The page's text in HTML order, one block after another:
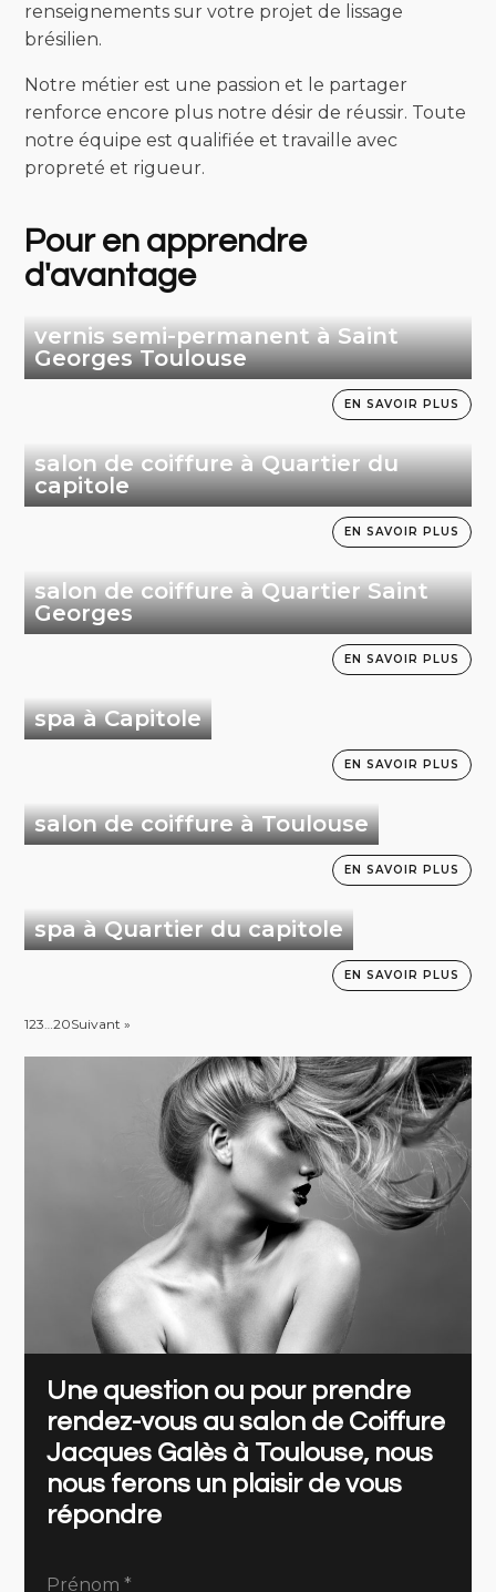
renseignements sur votre projet de lissage
brésilien.
Notre métier est une passion et le partager
renforce encore plus notre désir de réussir. Toute
notre équipe est qualifiée et travaille avec
propreté et rigueur.
Pour en apprendre
d'avantage
vernis semi-permanent à Saint
Georges Toulouse
EN SAVOIR PLUS
salon de coiffure à Quartier du
capitole
EN SAVOIR PLUS
salon de coiffure à Quartier Saint
Georges
EN SAVOIR PLUS
spa à Capitole
EN SAVOIR PLUS
salon de coiffure à Toulouse
EN SAVOIR PLUS
spa à Quartier du capitole
EN SAVOIR PLUS
123 …20Suivant »
Une question ou pour prendre
rendez-vous au salon de Coiffure
Jacques Galès à Toulouse, nous
nous ferons un plaisir de vous
répondre
Prénom*